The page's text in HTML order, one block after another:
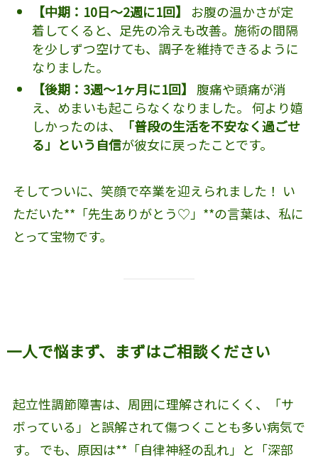
【中期：10日〜2週に1回】
お腹の温かさが定
着してくると、足先の冷えも改善。施術の間隔
を少しずつ空けても、調子を維持できるように
なりました。
【後期：3週〜1ヶ月に1回】
腹痛や頭痛が消
え、めまいも起こらなくなりました。 何より嬉
しかったのは、
「普段の生活を不安なく過ごせ
る」という自信が彼女に戻ったことです。
そしてついに、笑顔で卒業を迎えられました！ い
ただいた**「先生ありがとう♡」**の言葉は、私に
とって宝物です。
一人で悩まず、まずはご相談ください
起立性調節障害は、周囲に理解されにくく、「サ
ボっている」と誤解されて傷つくことも多い病気で
す。 でも、原因は**「自律神経の乱れ」と「深部